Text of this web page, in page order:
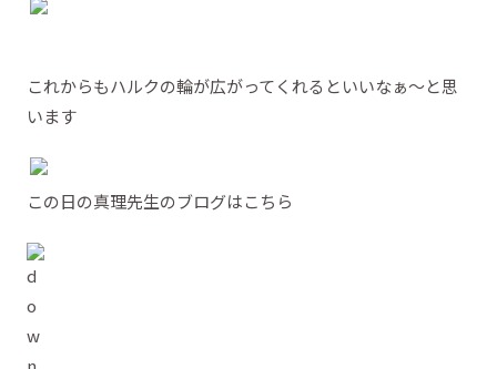
これからもハルクの輪が広がってくれるといいなぁ～と思
います
この日の真理先生のブログはこちら